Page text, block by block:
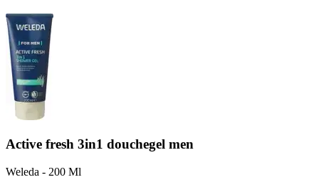
Active fresh 3in1 douchegel men
Weleda - 200 Ml